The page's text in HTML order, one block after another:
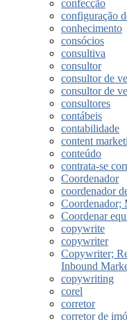
confecção
configuração
conhecimento
consócios
consultiva
consultor
consultor de
consultor de
consultores
contábeis
contabilidade
content
conteúdo
contrata-se
Coordenador
coordenador
Coordenador;
Coordenar
copywrite
copywriter
Copywriter;
Inbound
copywriting
corel
corretor
corretor de